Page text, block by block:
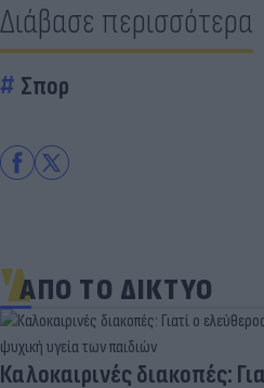
Διάβασε περισσότερα
Σπορ
ΑΠΟ ΤΟ ΔΙΚΤΥΟ
Καλοκαιρινές διακοπές: